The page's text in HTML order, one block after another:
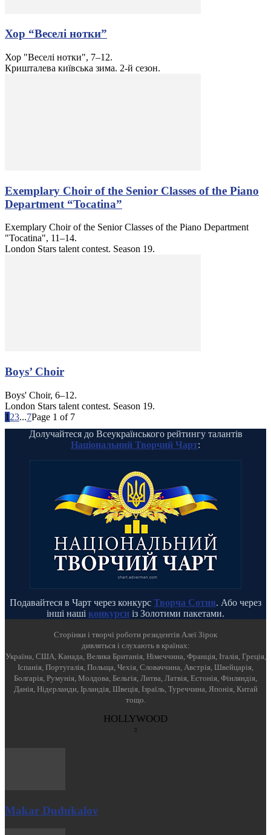
Хор “Веселі нотки”
Хор "Веселі нотки", 7–12.
Кришталева київська зима. 2-й сезон.
Exemplary Choir of the Senior Classes of the Piano
Department “Tocatina”
Exemplary Choir of the Senior Classes of the Piano Department
"Tocatina", 11–14.
London Stars talent contest. Season 19.
Boys’ Choir
Boys' Choir, 6–12.
London Stars talent contest. Season 19.
1 23...7Page 1 of 7
Долучайтеся до Всеукраїнського рейтингу талантів
Національний Творчий Чарт:
Подавайтеся в Чарт через конкурс Творча Сотня. Або через
інші наші конкурси із Золотими пакетами.
Cторінки і творчі роботи резидентів Алеї Зірок
дивляться і слухають в країнах:
Україна, США, Канада, Велика Британія, Німеччина, Франція, Італія, Греція,
Іспанія, Португалія, Польща, Чехія, Словаччина, Австрія, Швейцарія,
Болгарія, Румунія, Молдова, Бельгія, Литва, Латвія, Естонія, Фінляндія,
Данія, Нідерланди, Ірландія, Швеція, Ізраїль, Туреччина, Японія, Китай
тощо.
HOLLYWOOD
Makar Dudukalov